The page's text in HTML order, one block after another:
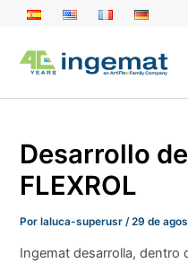
contenido
Desarrollo
FLEXROL
Porlaluca-superusr /29 de
Ingemat desarrolla, dentro